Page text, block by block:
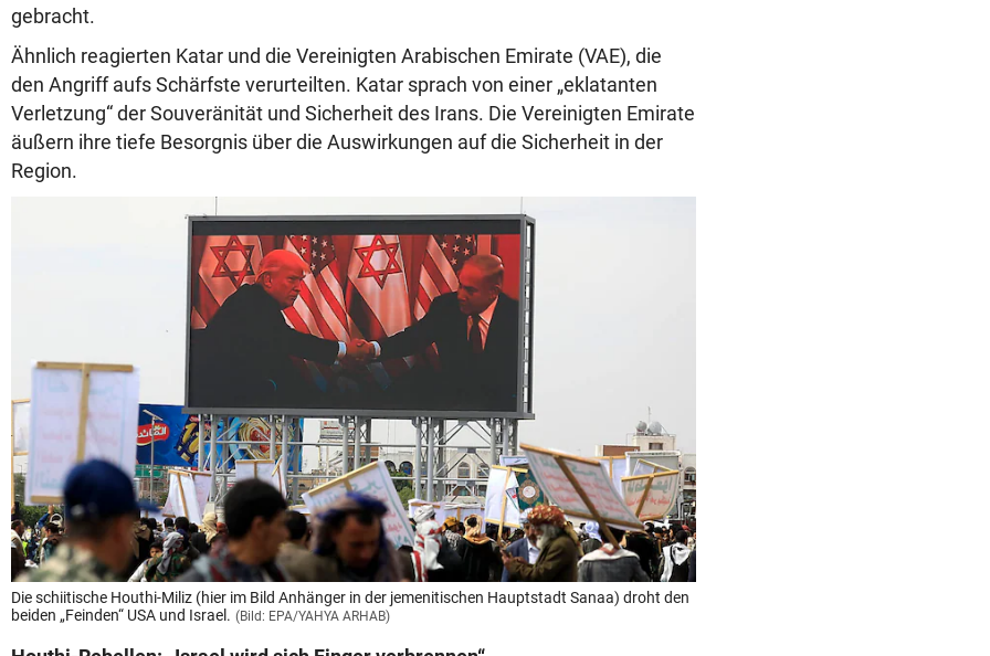
gebracht.
Ähnlich reagierten Katar und die Vereinigten Arabischen Emirate (VAE), die
den Angriff aufs Schärfste verurteilten. Katar sprach von einer „eklatanten
Verletzung“ der Souveränität und Sicherheit des Irans. Die Vereinigten Emirate
äußern ihre tiefe Besorgnis über die Auswirkungen auf die Sicherheit in der
Region.
Die schiitische Houthi-Miliz (hier im Bild Anhänger in der jemenitischen Hauptstadt Sanaa) droht den
beiden „Feinden“ USA und Israel. (Bild: EPA/YAHYA ARHAB)